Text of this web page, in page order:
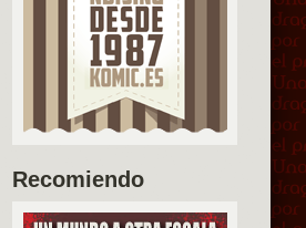
Recomiendo